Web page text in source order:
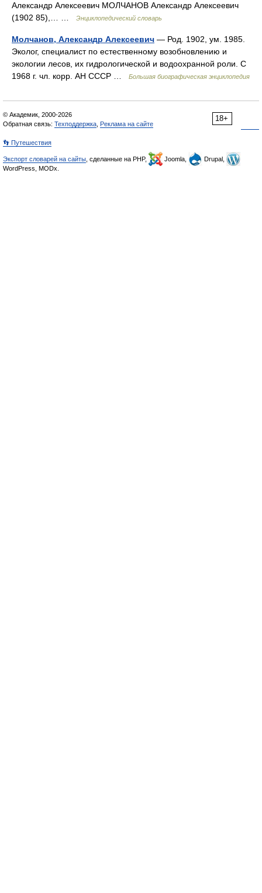
Александр Алексеевич МОЛЧАНОВ Александр Алексеевич
(1902 85),… …
Энциклопедический словарь
Молчанов, Александр Алексеевич — Род. 1902, ум. 1985.
Эколог, специалист по естественному возобновлению и
экологии лесов, их гидрологической и водоохранной роли. С
1968 г. чл. корр. АН СССР …
Большая биографическая энциклопедия
18+
© Академик, 2000-2026
Обратная связь: Техподдержка Реклама на сайте
👣 Путешествия
Экспорт словарей на сайты , сделанные на PHP, Joomla,
Drupal,
WordPress, MODx.